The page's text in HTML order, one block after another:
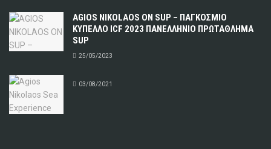
AGIOS NIKOLAOS ON SUP – ΠΑΓΚΟΣΜΙΟ
ΚΥΠΕΛΛΟ ICF 2023 ΠΑΝΕΛΛΗΝΙΟ ΠΡΩΤΑΘΛΗΜΑ
SUP
25/05/2023
03/08/2021